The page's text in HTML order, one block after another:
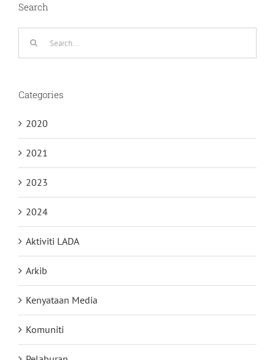
Search
Categories
2020
2021
2023
2024
Aktiviti LADA
Arkib
Kenyataan Media
Komuniti